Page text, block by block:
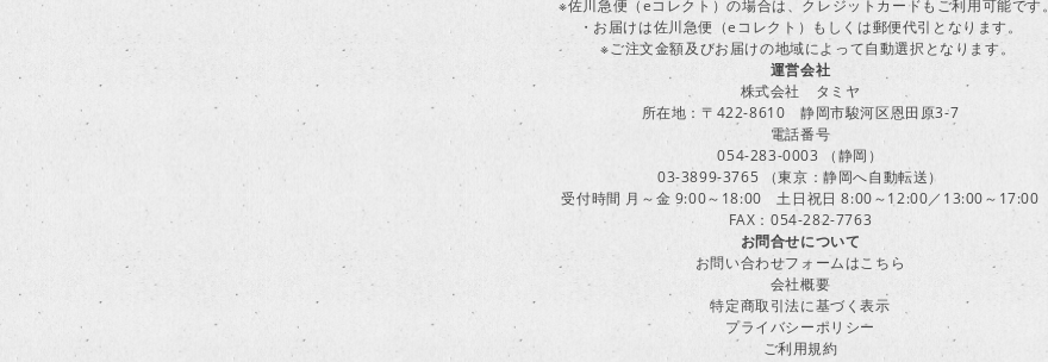
※佐川急便（eコレクト）の場合は、クレジットカードもご利用可能です。
・お届けは佐川急便（eコレクト）もしくは郵便代引となります。
※ご注文金額及びお届けの地域によって自動選択となります。
運営会社
株式会社 タミヤ
所在地：〒422-8610 静岡市駿河区恩田原3-7
電話番号
054-283-0003 （静岡）
03-3899-3765 （東京：静岡へ自動転送）
受付時間 月～金 9:00～18:00 土日祝日 8:00～12:00／13:00～17:00
FAX：054-282-7763
お問合せについて
お問い合わせフォームはこちら
会社概要
特定商取引法に基づく表示
プライバシーポリシー
ご利用規約